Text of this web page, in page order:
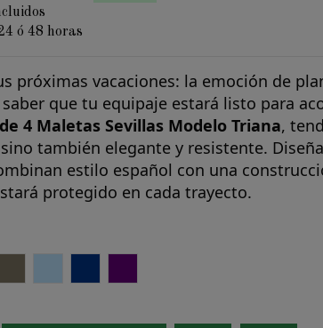
ó 48 horas
próximas vacaciones: la emoción de
que tu equipaje estará listo para
4 Maletas Sevillas Modelo Triana,
también elegante y resistente.
estilo español con una
protegido en cada trayecto.